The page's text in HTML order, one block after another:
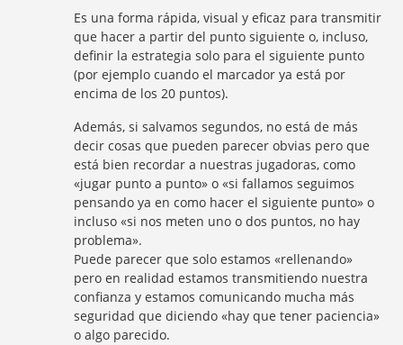
Es una forma rápida, visual y eficaz para transmitir
que hacer a partir del punto siguiente o, incluso,
definir la estrategia solo para el siguiente punto
(por ejemplo cuando el marcador ya está por
encima de los 20 puntos).
Además, si salvamos segundos, no está de más
decir cosas que pueden parecer obvias pero que
está bien recordar a nuestras jugadoras, como
«jugar punto a punto» o «si fallamos seguimos
pensando ya en como hacer el siguiente punto» o
incluso «si nos meten uno o dos puntos, no hay
problema».
Puede parecer que solo estamos «rellenando»
pero en realidad estamos transmitiendo nuestra
confianza y estamos comunicando mucha más
seguridad que diciendo «hay que tener paciencia»
o algo parecido.